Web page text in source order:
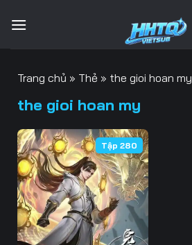
qua
Trang chủ » Thẻ » the gioi hoan my
the gioi hoan my
Tập 280